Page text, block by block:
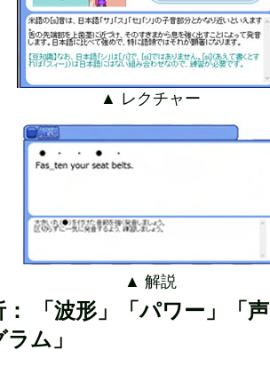
▲ レクチャー
▲ 解説
： 「波形」「パワー」「
ム」